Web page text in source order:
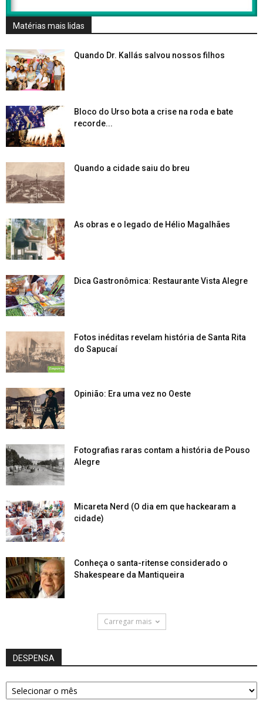
Matérias mais lidas
Quando Dr. Kallás salvou nossos filhos
Bloco do Urso bota a crise na roda e bate
recorde...
Quando a cidade saiu do breu
As obras e o legado de Hélio Magalhães
Dica Gastronômica: Restaurante Vista Alegre
Fotos inéditas revelam história de Santa Rita
do Sapucaí
Opinião: Era uma vez no Oeste
Fotografias raras contam a história de Pouso
Alegre
Micareta Nerd (O dia em que hackearam a
cidade)
Conheça o santa-ritense considerado o
Shakespeare da Mantiqueira
Carregar mais
DESPENSA
DESPENSA